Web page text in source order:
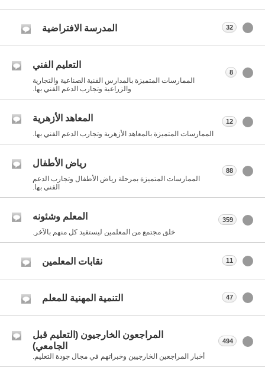
المدرسة الافتراضية 32
التعليم الفني
الممارسات المتميزة بالمدارس الفنية الصناعية والتجارية
والزراعية وتجارب الدعم الفني بها.
8
المعاهد الأزهرية
الممارسات المتميزة بالمعاهد الأزهرية وتجارب الدعم الفني بها.
12
رياض الأطفال
الممارسات المتميزة بمرحلة رياض الأطفال وتجارب الدعم
الفني بها.
88
المعلم وشئونه
خلق مجتمع من المعلمين ليستفيد كل منهم بالآخر.
359
نقابات المعلمين 11
التنمية المهنية للمعلم 47
المراجعون الخارجيون (التعليم قبل
الجامعي)
أخبار المراجعين الخارجيين وخبراتهم في مجال جودة التعليم.
494